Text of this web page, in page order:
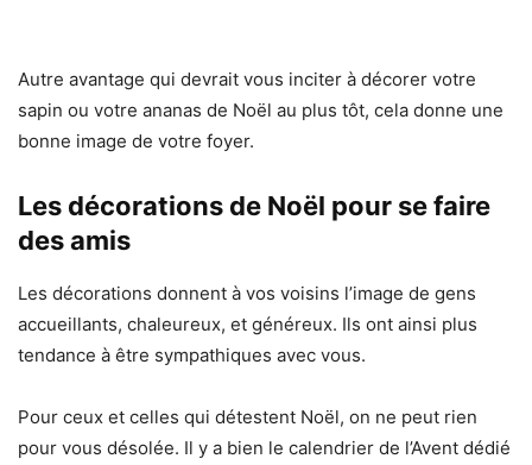
Autre avantage qui devrait vous inciter à décorer votre
sapin ou votre ananas de Noël au plus tôt, cela donne une
bonne image de votre foyer.
Les décorations de Noël pour se faire
des amis
Les décorations donnent à vos voisins l’image de gens
accueillants, chaleureux, et généreux. Ils ont ainsi plus
tendance à être sympathiques avec vous.
Pour ceux et celles qui détestent Noël, on ne peut rien
pour vous désolée. Il y a bien le calendrier de l’Avent dédié